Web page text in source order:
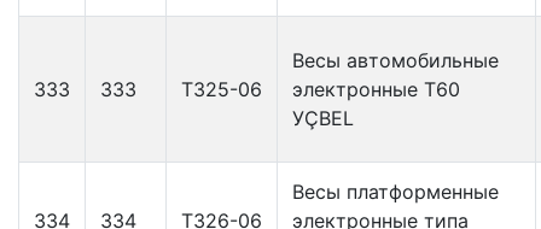
333 333 Т325-06
Весы автомобильные
электронные Т60
УÇBEL
334 334 Т326-06
Весы платформенные
электронные типа